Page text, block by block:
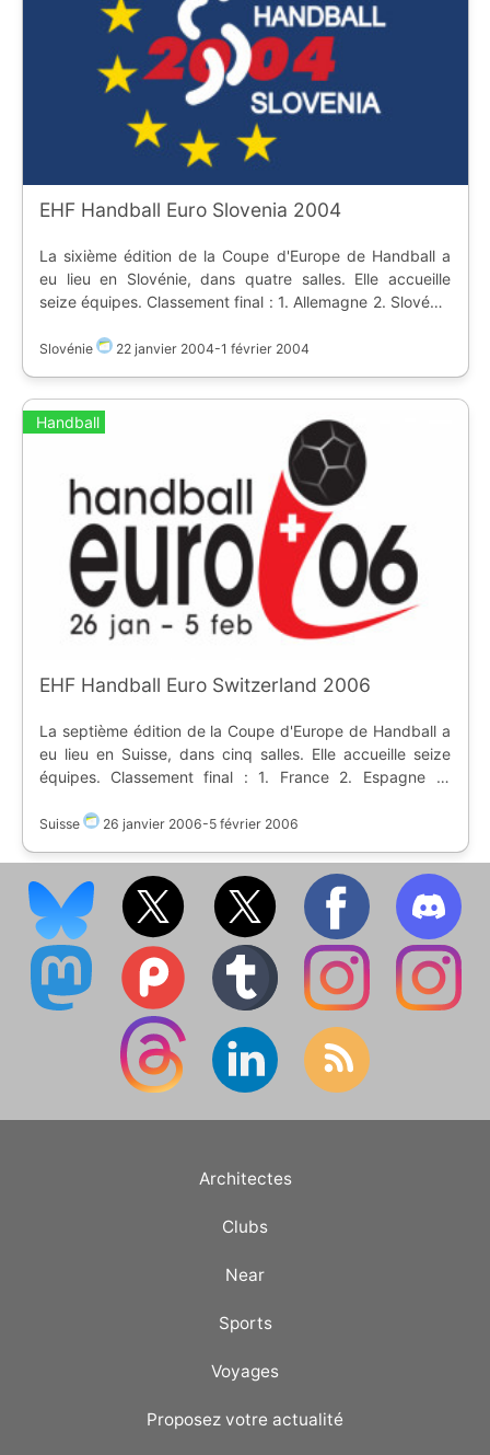
[flag:no] [Trondheim Spektrum]
(https://www.ostadium.com/stadium/2809/trondheim-
spektrum) * [flag:se] [Helsingborg Arena]
(https://www.ostadium.com/stadium/3632/helsingborg-
arena) * [flag:se] [Scandinavium]
(https://www.ostadium.com/stadium/1169/scandinavium)
EHF Handball Euro Slovenia 2004
La sixième édition de la Coupe d'Europe de Handball a
eu lieu en Slovénie, dans quatre salles. Elle accueille
seize équipes. Classement final : 1. Allemagne 2. Slovénie
Slovénie 22 janvier 2004-1 février 2004
Handball
EHF Handball Euro Switzerland 2006
La septième édition de la Coupe d'Europe de Handball a
eu lieu en Suisse, dans cinq salles. Elle accueille seize
équipes. Classement final : 1. France 2. Espagne 3.
Suisse 26 janvier 2006-5 février 2006
Architectes
Clubs
Near
Sports
Voyages
Proposez votre actualité